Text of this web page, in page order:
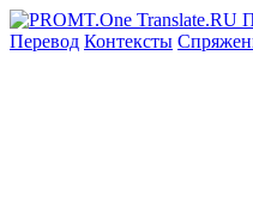
Перевод Контексты